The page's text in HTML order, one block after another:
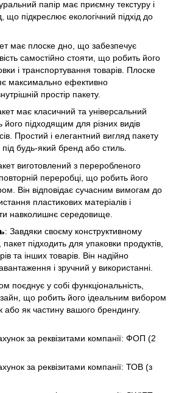
папір має приємну текстуру і
що підкреслює екологічний підхід до
має плоске дно, що забезпечує
самостійно стояти, що робить його
і транспортування товарів. Плоске
максимально ефективно
простір пакету.
має класичний та універсальний
підходящим для різних видів
Простий і елегантний вигляд пакету
під будь-який бренд або стиль.
виготовлений з переробленого
переробці, що робить його
Він відповідає сучасним вимогам до
пластикових матеріалів і
навколишнє середовище.
: Завдяки своєму конструктивному
пакет підходить для упаковки продуктів,
та інших товарів. Він надійно
і зручний у використанні.
поєднує у собі функціональність,
що робить його ідеальним вибором
або як частину вашого брендингу.
за реквізитами компанії: ФОП (2
за реквізитами компанії: ТОВ (з